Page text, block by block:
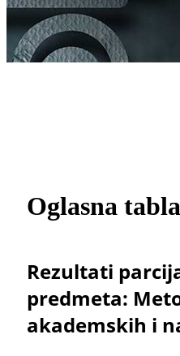
Oglasna tabla
Rezultati
predmeta:
akademskih i